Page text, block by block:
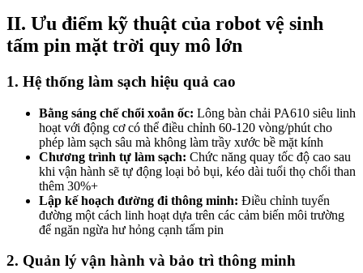
II. Ưu điểm kỹ thuật của robot vệ sinh
tấm pin mặt trời quy mô lớn
1. Hệ thống làm sạch hiệu quả cao
Bằng sáng chế chổi xoắn ốc: Lông bàn chải PA610 siêu linh
hoạt với động cơ có thể điều chỉnh 60-120 vòng/phút cho
phép làm sạch sâu mà không làm trầy xước bề mặt kính
Chương trình tự làm sạch: Chức năng quay tốc độ cao sau
khi vận hành sẽ tự động loại bỏ bụi, kéo dài tuổi thọ chổi than
thêm 30%+
Lập kế hoạch đường đi thông minh: Điều chỉnh tuyến
đường một cách linh hoạt dựa trên các cảm biến môi trường
để ngăn ngừa hư hỏng cạnh tấm pin
2. Quản lý vận hành và bảo trì thông minh